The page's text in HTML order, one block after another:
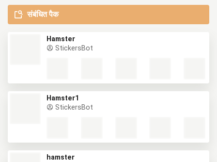
संबंधित पैक
Hamster
StickersBot
Hamster1
StickersBot
hamster